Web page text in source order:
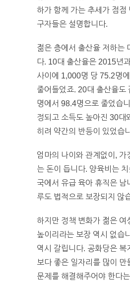
하가 함께 가는 추세가 점점
구자들은 설명합니다.
젊은 층에서 출산율 저하는
다. 10대 출산율은 2015년
사이에 1,000명 당 75.2명
줄어들었죠. 20대 출산율도
명에서 98.4명으로 줄었습
정되고 소득도 높아진 30대
히려 약간의 반등이 있었습
엄마의 나이와 관계없이, 가
는 돈이 듭니다. 양육비는 치
국에서 유급 육아 휴직은 남
루도 법적으로 보장되지 않
하지만 정책 변화가 젊은 여
높이리라는 보장 역시 없습
역시 갈립니다. 공화당은 복
보다 좋은 일자리를 많이 만
문제를 해결해주어야 한다